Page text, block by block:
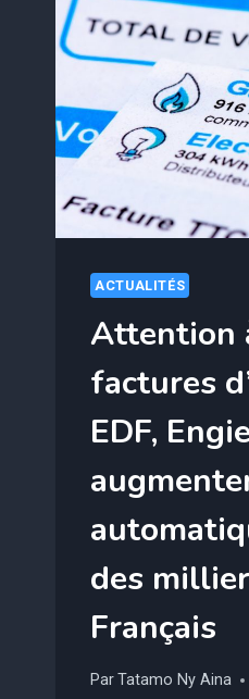
ET
CE
EN
ACTUALITÉS
Attention
factures
EDF,
des
Français
ParTatamo Ny Aina